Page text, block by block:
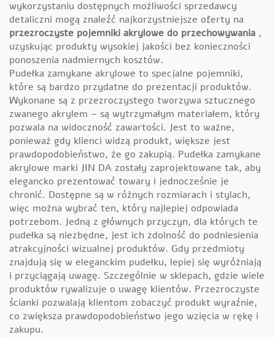
wykorzystaniu dostępnych możliwości sprzedawcy
detaliczni mogą znaleźć najkorzystniejsze oferty na
przezroczyste pojemniki akrylowe do przechowywania ,
uzyskując produkty wysokiej jakości bez konieczności
ponoszenia nadmiernych kosztów.
Pudełka zamykane akrylowe to specjalne pojemniki,
które są bardzo przydatne do prezentacji produktów.
Wykonane są z przezroczystego tworzywa sztucznego
zwanego akrylem – są wytrzymałym materiałem, który
pozwala na widoczność zawartości. Jest to ważne,
ponieważ gdy klienci widzą produkt, większe jest
prawdopodobieństwo, że go zakupią. Pudełka zamykane
akrylowe marki JIN DA zostały zaprojektowane tak, aby
elegancko prezentować towary i jednocześnie je
chronić. Dostępne są w różnych rozmiarach i stylach,
więc można wybrać ten, który najlepiej odpowiada
potrzebom. Jedną z głównych przyczyn, dla których te
pudełka są niezbędne, jest ich zdolność do podniesienia
atrakcyjności wizualnej produktów. Gdy przedmioty
znajdują się w eleganckim pudełku, lepiej się wyróżniają
i przyciągają uwagę. Szczególnie w sklepach, gdzie wiele
produktów rywalizuje o uwagę klientów. Przezroczyste
ścianki pozwalają klientom zobaczyć produkt wyraźnie,
co zwiększa prawdopodobieństwo jego wzięcia w rękę i
zakupu.